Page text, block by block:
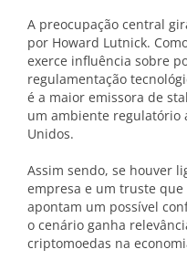
A preocupação central
por Howard Lutnick.
exerce influência sobre
regulamentação
é a maior emissora de
um ambiente regulatório
Unidos.
Assim sendo, se houver
empresa e um truste
apontam um possível
o cenário ganha
criptomoedas na